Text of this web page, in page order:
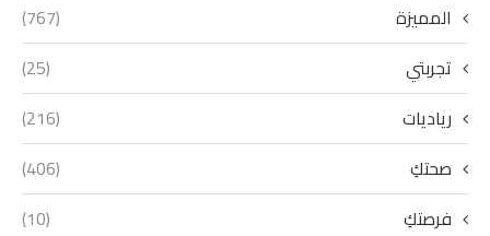
المميزة
(767)
تجربتي
(25)
رياديات
(216)
صحتكِ
(406)
فرصتكِ
(10)